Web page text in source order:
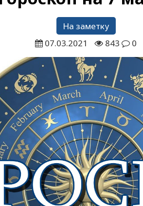
На заметку
07.03.2021
843 0